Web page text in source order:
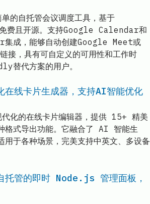
的自托管会议调度工具，基于
且开源。支持Google Calendar和
成，能够自动创建Google Meet或
，具有可自定义的可用性和工作时
替代方案的用户。
线卡片生成器，支持AI智能优化
化的在线卡片编辑器，提供 15+ 精美
格式导出功能。它融合了 AI 智能生
用于各种场景，完美支持中英文、多设备
管的即时 Node.js 管理面板，